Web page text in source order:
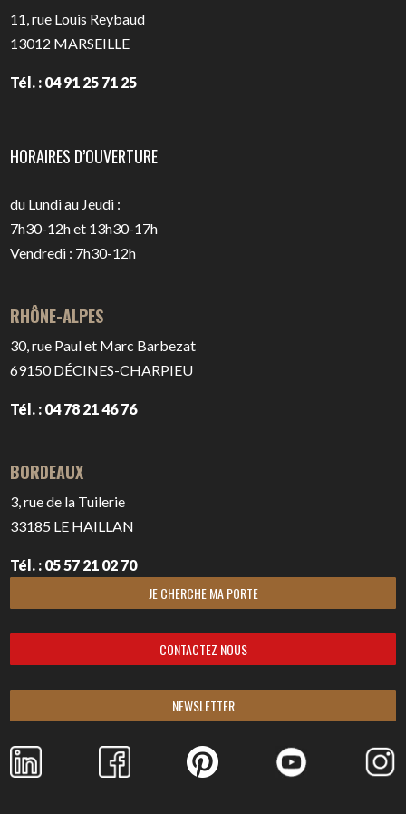
11, rue Louis Reybaud
13012 MARSEILLE
Tél. : 04 91 25 71 25
HORAIRES D’OUVERTURE
du Lundi au Jeudi :
7h30-12h et 13h30-17h
Vendredi : 7h30-12h
RHÔNE-ALPES
30, rue Paul et Marc Barbezat
69150DÉCINES-CHARPIEU
Tél. : 04 78 21 46 76
BORDEAUX
3, rue de la Tuilerie
33185 LE HAILLAN
Tél. : 05 57 21 02 70
JE CHERCHE MA PORTE
CONTACTEZ NOUS
NEWSLETTER